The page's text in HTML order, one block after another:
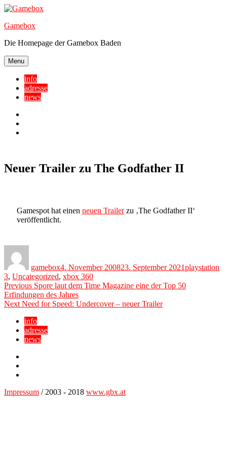
Skip
content
Gamebox
Die Homepage der Gamebox Baden
Menu
info
adresse
news
Neuer Trailer zu The Godfather II
Gamespot hat einen neuen Trailerzu ‚The Godfather II‘
veröffentlicht.
gamebox4. November 200823. September 2021playstation
3, Uncategorized, xbox 360
Beitragsnavigation
Previous Previous
post:
Spore laut dem Time Magazine eine der Top 50
Erfindungen des Jahres
Next Next
Need for Speed: Undercover – neuer Trailer
info
adresse
news
Impressum / 2003 - 2018 www.gbx.at